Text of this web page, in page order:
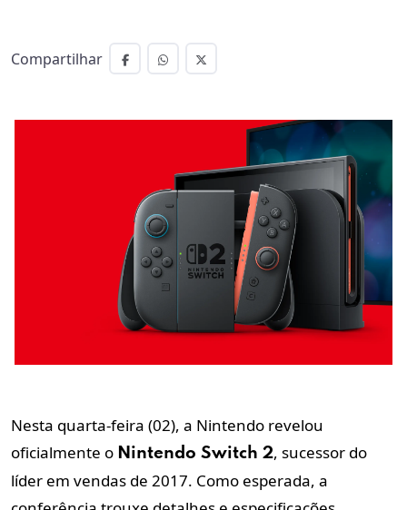
Compartilhar
Nesta quarta-feira (02), a Nintendo revelou
oficialmente o Nintendo Switch 2, sucessor do
líder em vendas de 2017. Como esperada, a